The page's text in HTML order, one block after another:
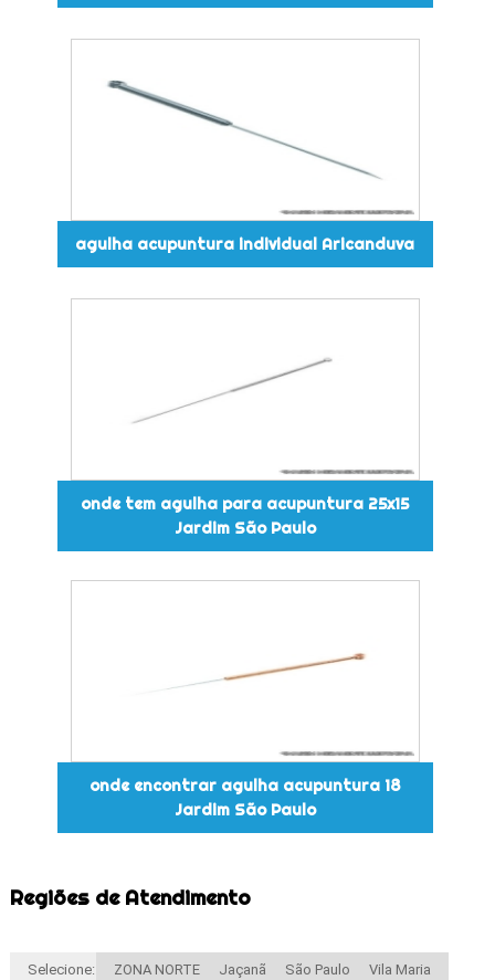
agulha acupuntura individual Aricanduva
onde tem agulha para acupuntura 25x15
Jardim São Paulo
onde encontrar agulha acupuntura 18
Jardim São Paulo
Regiões de Atendimento
Selecione: ZONA NORTE Jaçanã São Paulo Vila Maria